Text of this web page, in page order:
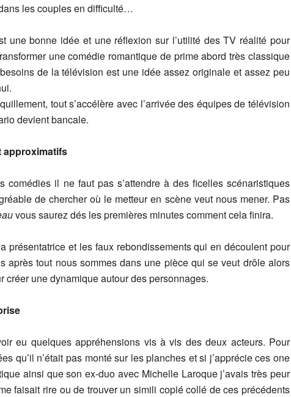
les couples en difficulté…
une bonne idée et une réflexion sur l’utilité des TV réalité pour
une comédie romantique de prime abord très classique
de la télévision est une idée assez originale et assez peu
tout s’accélère avec l’arrivée des équipes de télévision
devient bancale.
approximatifs
comédies il ne faut pas s’attendre à des ficelles scénaristiques
de chercher où le metteur en scène veut nous mener. Pas
vous saurez dés les premières minutes comment cela finira.
présentatrice et les faux rebondissements qui en découlent pour
après tout nous sommes dans une pièce qui se veut drôle alors
une dynamique autour des personnages.
eu quelques appréhensions vis à vis des deux acteurs. Pour
qu’il n’était pas monté sur les planches et si j’apprécie ces one
ainsi que son ex-duo avec Michelle Laroque j’avais très peur
faisait rire ou de trouver un simili copié collé de ces précédents